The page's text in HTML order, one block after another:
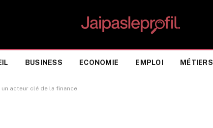
BUSINESS ECONOMIE EMPLOI MÉTIERS
acteur clé de la finance